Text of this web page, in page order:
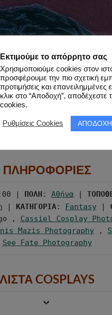
ΠΛΗΡΟΦΟΡΙΕΣ
| ΠΟΛΗ : Αθήνα |
| ΚΑΤΗΓΟΡΙΑ: Fantasy |
, Cassiel Cosplay
Mazis Photography ,
See Fate Photography
ΛΙΣΤΑ COSPLAYS
Εκτιμούμε το απόρρητο σας
Χρησιμοποιούμε cookies στον
προσφέρουμε την πιο σχετική
προτιμήσεις και
κλικ στο “Αποδοχή”,
cookies.
Ρυθμίσεις Cookies ΑΠΟΔΟΧΗ